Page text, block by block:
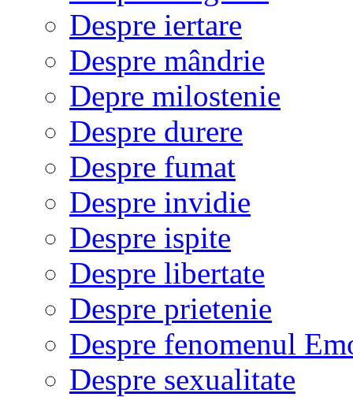
Despre iertare
Despre mândrie
Depre milostenie
Despre durere
Despre fumat
Despre invidie
Despre ispite
Despre libertate
Despre prietenie
Despre fenomenul
Despre sexualitate